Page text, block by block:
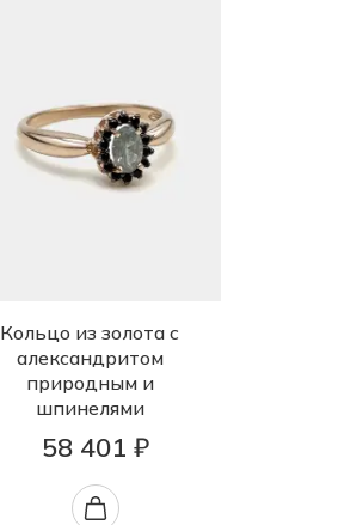
Кольцо из золота с
александритом
природным и
шпинелями
58 401 ₽